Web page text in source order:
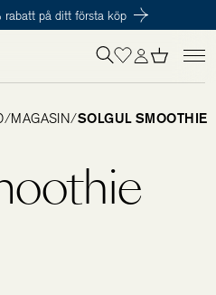
på ditt första köp
Till kassan
oss så behöver du vara medlem i
/MAGASIN/SOLGUL SMOOTHIE